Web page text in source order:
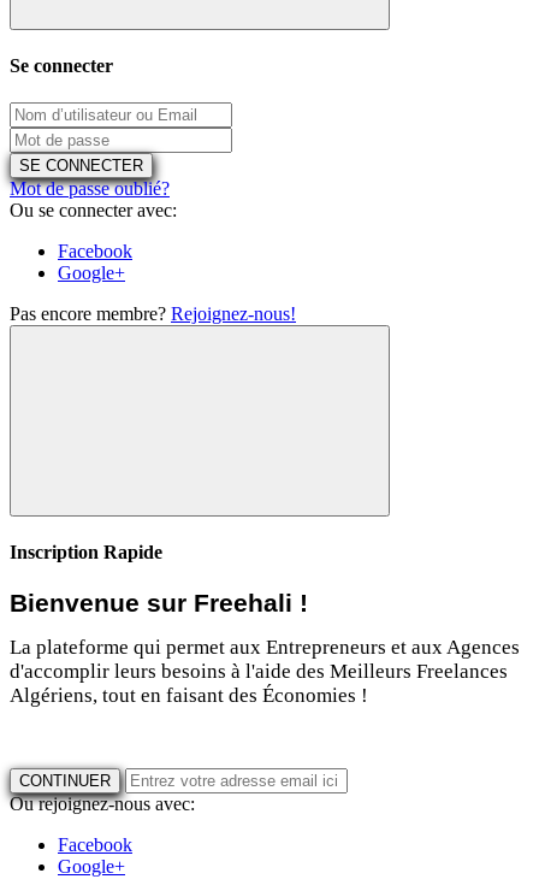
Se connecter
SE CONNECTER
Mot de passe oublié?
Ou se connecter avec:
Facebook
Google+
Pas encore membre? Rejoignez-nous!
Inscription Rapide
Bienvenue sur Freehali !
La plateforme qui permet aux Entrepreneurs et aux Agences
d'accomplir leurs besoins à l'aide des Meilleurs Freelances
Algériens, tout en faisant des Économies !
CONTINUER
Ou rejoignez-nous avec:
Facebook
Google+